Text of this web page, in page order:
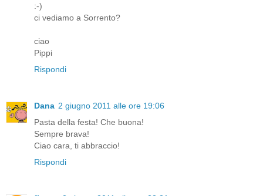
:-)
ci vediamo a Sorrento?
ciao
Pippi
Rispondi
Dana 2 giugno 2011 alle ore 19:06
Pasta della festa! Che buona!
Sempre brava!
Ciao cara, ti abbraccio!
Rispondi